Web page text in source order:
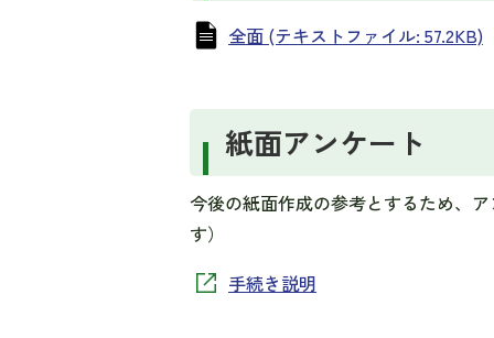
全面 (テキストファイル: 57.2KB)
紙面アンケート
今後の紙面作成の参考とするため、
す）
手続き説明